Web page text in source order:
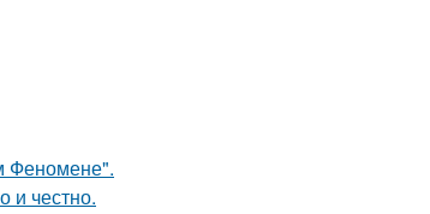
Феномене".
и честно.